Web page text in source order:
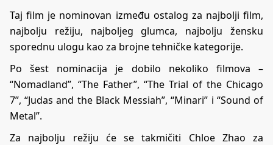
Taj film je nominovan između ostalog za najbolji film,
najbolju režiju, najboljeg glumca, najbolju žensku
sporednu ulogu kao za brojne tehničke kategorije.
Po šest nominacija je dobilo nekoliko filmova –
“Nomadland”, “The Father”, “The Trial of the Chicago
7”, “Judas and the Black Messiah”, “Minari” i “Sound of
Metal”.
Za najbolju režiju će se takmičiti Chloe Zhao za